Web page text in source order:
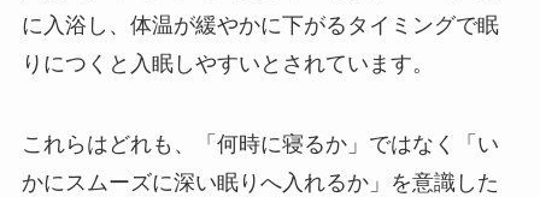
に入浴し、体温が緩やかに下がるタイミングで眠
りにつくと入眠しやすいとされています。
これらはどれも、「何時に寝るか」ではなく「い
かにスムーズに深い眠りへ入れるか」を意識した